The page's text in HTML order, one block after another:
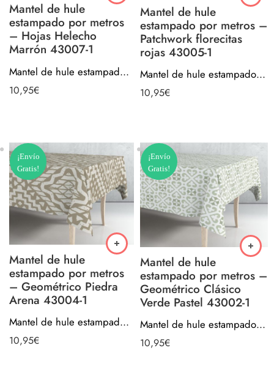
Mantel de hule
estampado por metros
– Hojas Helecho
Marrón 43007-1
Mantel de hule estampado por metros – Hojas Helecho Marrón 43007-1
10,95€
Mantel de hule
estampado por metros –
Patchwork florecitas
rojas 43005-1
Mantel de hule estampado por metros – Patchwork florecitas rojas 43005-1
10,95€
¡Envío
Gratis!
Mantel de hule
estampado por metros
– Geométrico Piedra
Arena 43004-1
Mantel de hule estampado por metros – Geométrico Piedra Arena 43004-1
10,95€
¡Envío
Gratis!
Mantel de hule
estampado por metros –
Geométrico Clásico
Verde Pastel 43002-1
Mantel de hule estampado por metros – Geométrico Clásico Verde Pastel 43002-1
10,95€